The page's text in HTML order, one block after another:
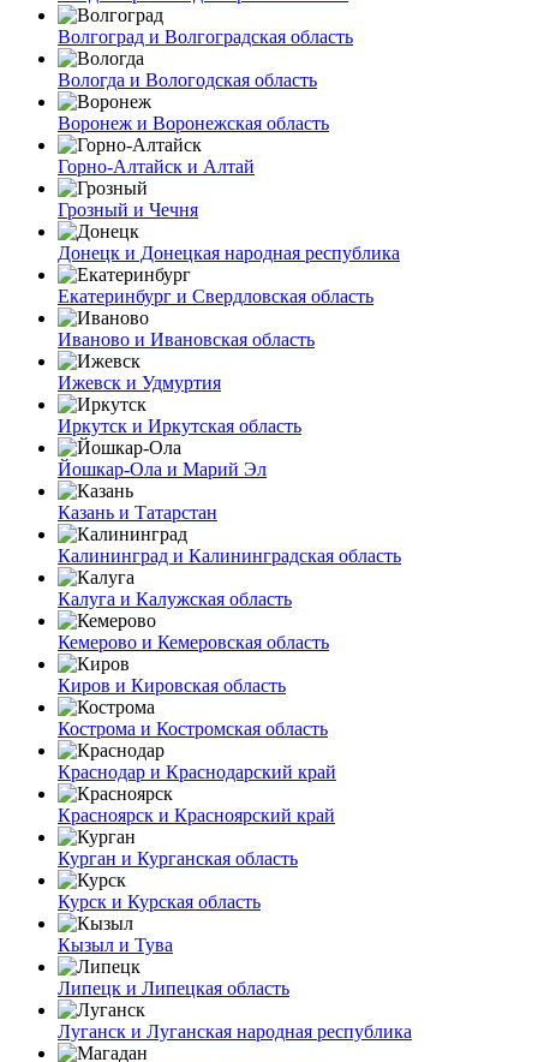
Волгоград и Волгоградская область
Вологда и Вологодская область
Воронеж и Воронежская область
Горно-Алтайск и Алтай
Грозный и Чечня
Донецк и Донецкая народная республика
Екатеринбург и Свердловская область
Иваново и Ивановская область
Ижевск и Удмуртия
Иркутск и Иркутская область
Йошкар-Ола и Марий Эл
Казань и Татарстан
Калининград и Калининградская область
Калуга и Калужская область
Кемерово и Кемеровская область
Киров и Кировская область
Кострома и Костромская область
Краснодар и Краснодарский край
Красноярск и Красноярский край
Курган и Курганская область
Курск и Курская область
Кызыл и Тува
Липецк и Липецкая область
Луганск и Луганская народная республика